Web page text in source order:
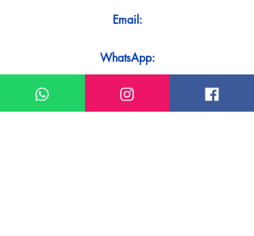
Email:
WhatsApp:
Mensagem: